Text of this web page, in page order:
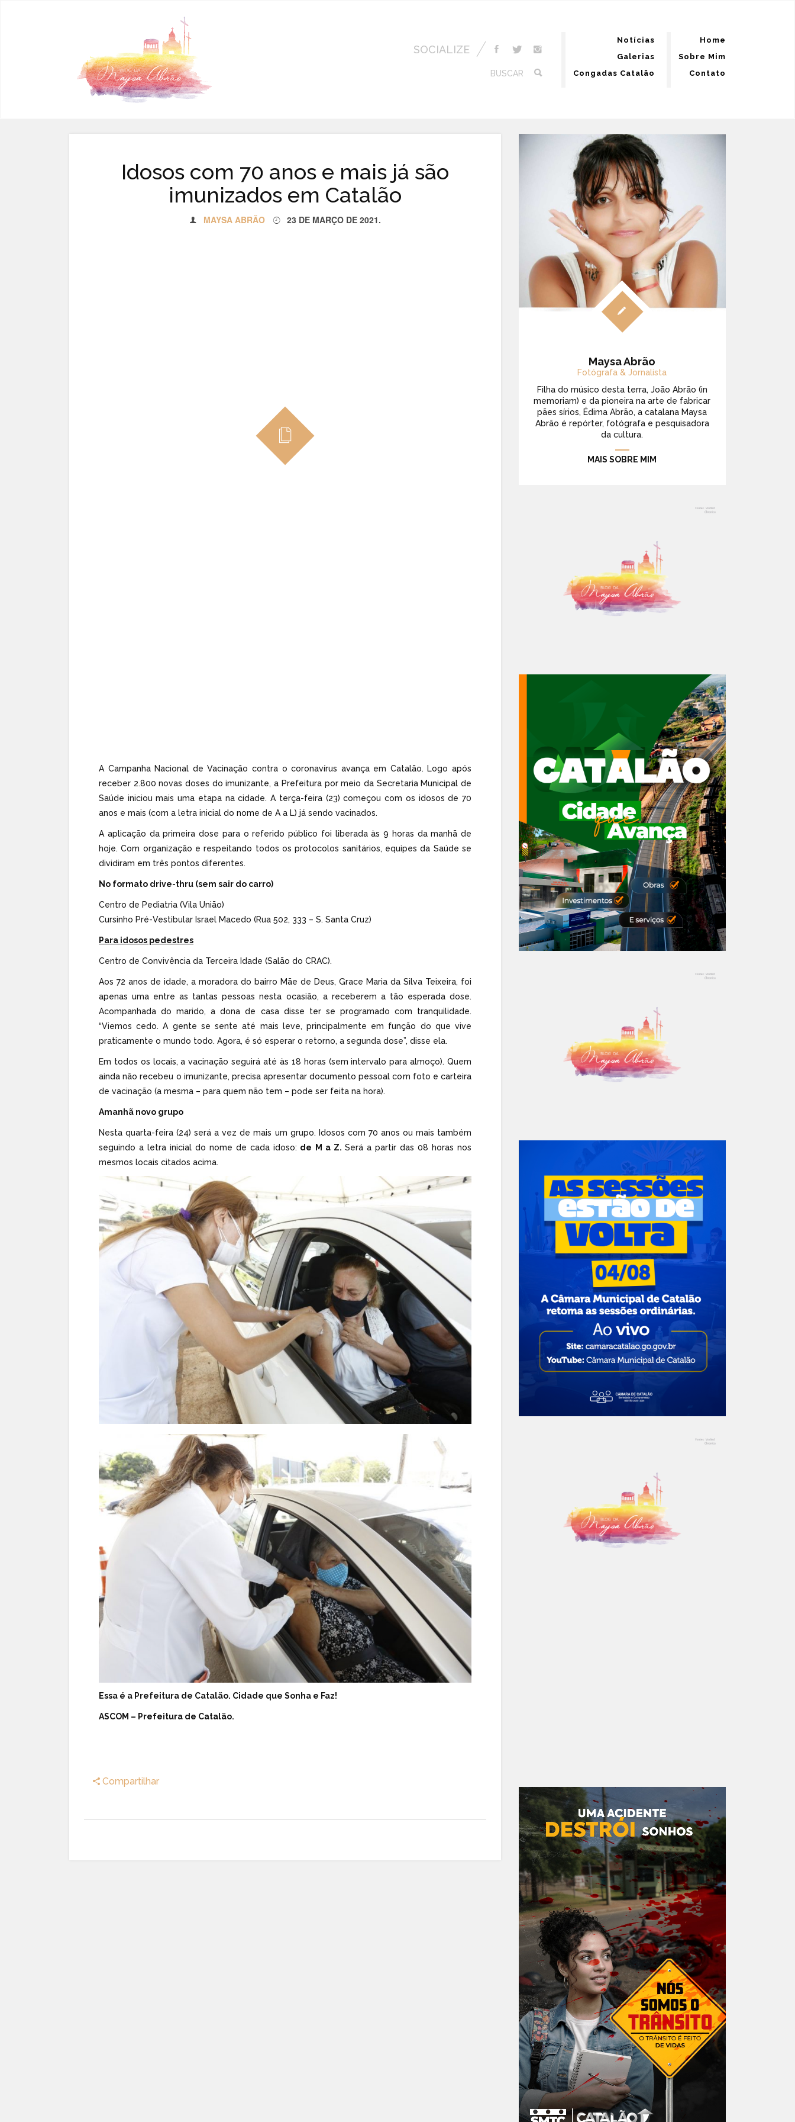
SOCIALIZE
BUSCAR
Notícias
Galerias
Congadas Catalão
Home
Sobre Mim
Contato
Idosos com 70 anos e mais já são
imunizados em Catalão
MAYSA ABRÃO 23 DE MARÇO DE 2021.
A Campanha Nacional de Vacinação contra o coronavírus avança em Catalão. Logo após
receber 2.800 novas doses do imunizante, a Prefeitura por meio da Secretaria Municipal de
Saúde iniciou mais uma etapa na cidade. A terça-feira (23) começou com os idosos de 70
anos e mais (com a letra inicial do nome de A a L) já sendo vacinados.
A aplicação da primeira dose para o referido público foi liberada às 9 horas da manhã de
hoje. Com organização e respeitando todos os protocolos sanitários, equipes da Saúde se
dividiram em três pontos diferentes.
No formato drive-thru (sem sair do carro)
Centro de Pediatria (Vila União)
Cursinho Pré-Vestibular Israel Macedo (Rua 502, 333 – S. Santa Cruz)
Para idosos pedestres
Centro de Convivência da Terceira Idade (Salão do CRAC).
Aos 72 anos de idade, a moradora do bairro Mãe de Deus, Grace Maria da Silva Teixeira, foi
apenas uma entre as tantas pessoas nesta ocasião, a receberem a tão esperada dose.
Acompanhada do marido, a dona de casa disse ter se programado com tranquilidade.
“Viemos cedo. A gente se sente até mais leve, principalmente em função do que vive
praticamente o mundo todo. Agora, é só esperar o retorno, a segunda dose”, disse ela.
Em todos os locais, a vacinação seguirá até às 18 horas (sem intervalo para almoço). Quem
ainda não recebeu o imunizante, precisa apresentar documento pessoal com foto e carteira
de vacinação (a mesma – para quem não tem – pode ser feita na hora).
Amanhã novo grupo
Nesta quarta-feira (24) será a vez de mais um grupo. Idosos com 70 anos ou mais também
seguindo a letra inicial do nome de cada idoso: de M a Z. Será a partir das 08 horas nos
mesmos locais citados acima.
Essa é a Prefeitura de Catalão. Cidade que Sonha e Faz!
ASCOM – Prefeitura de Catalão.
Compartilhar
Maysa Abrão
Fotógrafa & Jornalista
Filha do músico desta terra, João Abrão (in
memoriam) e da pioneira na arte de fabricar
pães sírios, Édima Abrão, a catalana Maysa
Abrão é repórter, fotógrafa e pesquisadora
da cultura.
MAIS SOBRE MIM